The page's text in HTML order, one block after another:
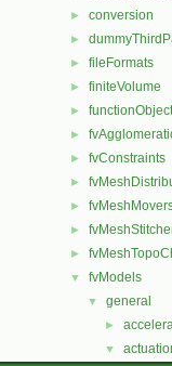
► conversion
►
► fileFormats
► finiteVolume
►
►
► fvConstraints
►
►
►
►
▼ fvModels
▼ general
►
▼